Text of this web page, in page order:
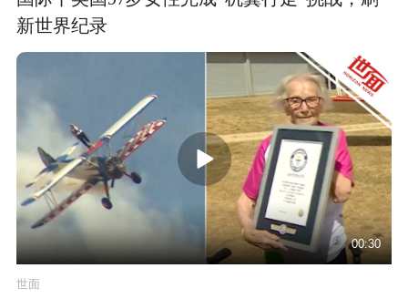
新世界纪录
00:30
世面